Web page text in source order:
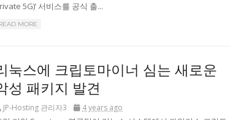
5G)’ 서비스를 공식 출...
MORE
눅스에 크립토마이너 심는 새로운
성 패키지 발견
JP-Hosting 관리자3 4 years ago